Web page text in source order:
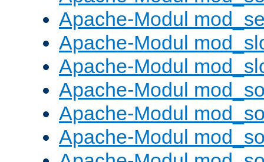
Apache-Modul
Apache-Modul
Apache-Modul
Apache-Modul
Apache-Modul
Apache-Modul